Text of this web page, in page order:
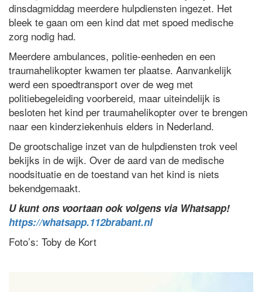
dinsdagmiddag meerdere hulpdiensten ingezet. Het
bleek te gaan om een kind dat met spoed medische
zorg nodig had.
Meerdere ambulances, politie-eenheden en een
traumahelikopter kwamen ter plaatse. Aanvankelijk
werd een spoedtransport over de weg met
politiebegeleiding voorbereid, maar uiteindelijk is
besloten het kind per traumahelikopter over te brengen
naar een kinderziekenhuis elders in Nederland.
De grootschalige inzet van de hulpdiensten trok veel
bekijks in de wijk. Over de aard van de medische
noodsituatie en de toestand van het kind is niets
bekendgemaakt.
U kunt ons voortaan ook volgens via Whatsapp!
https://whatsapp.112brabant.nl
Foto’s: Toby de Kort